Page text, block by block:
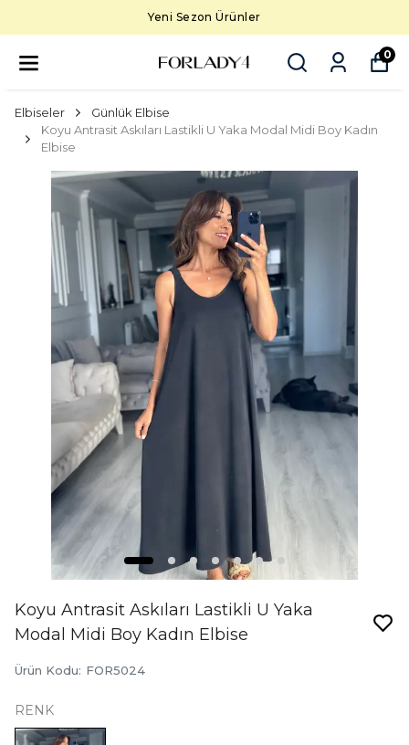
Yeni Sezon Ürünler
0
Elbiseler
Günlük Elbise
Koyu Antrasit Askıları Lastikli U Yaka Modal Midi Boy Kadın
Elbise
Koyu Antrasit Askıları Lastikli U Yaka
Modal Midi Boy Kadın Elbise
Ürün Kodu: FOR5024
RENK